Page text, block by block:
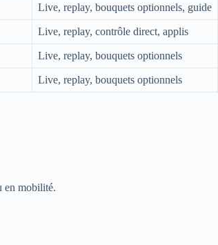
Live, replay, bouquets optionnels, guide
Live, replay, contrôle direct, applis
Live, replay, bouquets optionnels
Live, replay, bouquets optionnels
en mobilité.